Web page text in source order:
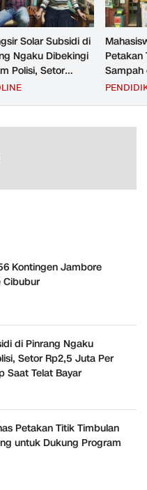
Solar Subsidi di
Ngaku Dibekingi
Polisi, Setor
Juta Per Bulan Lalu
Petakan
Sampah
untuk
Kontingen Jambore
Cibubur
di Pinrang Ngaku
Setor Rp2,5 Juta Per
Saat Telat Bayar
Petakan Titik Timbulan
untuk Dukung Program